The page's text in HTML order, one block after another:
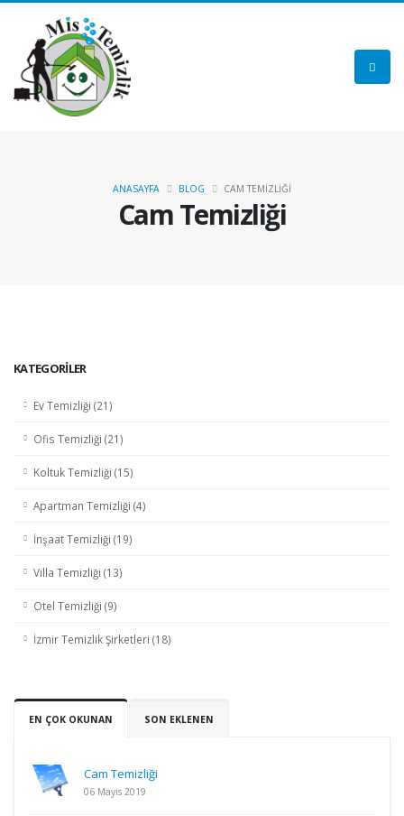
Cam Temizliği
ANASAYFA BLOG CAM TEMİZLİĞİ
KATEGORİLER
Ev Temizliği (21)
Ofis Temizliği (21)
Koltuk Temizliği (15)
Apartman Temizliği (4)
İnşaat Temizliği (19)
Villa Temizliği (13)
Otel Temizliği (9)
İzmir Temizlik Şirketleri (18)
EN ÇOK OKUNAN SON EKLENEN
Cam Temizliği
06 Mayıs 2019